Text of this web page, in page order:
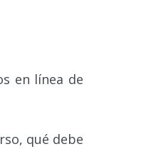
en línea de
qué debe